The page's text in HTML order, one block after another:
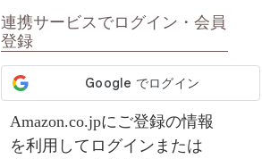
連携サービスでログイン・会員
登録
Amazon.co.jpにご登録の情報
を利用してログインまたは